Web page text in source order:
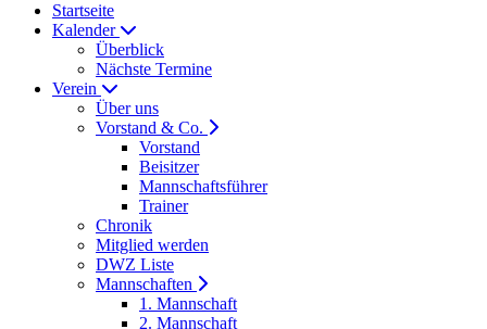
Startseite
Kalender
Überblick
Nächste Termine
Verein
Über uns
Vorstand & Co.
Vorstand
Beisitzer
Mannschaftsführer
Trainer
Chronik
Mitglied werden
DWZ Liste
Mannschaften
1. Mannschaft
2. Mannschaft